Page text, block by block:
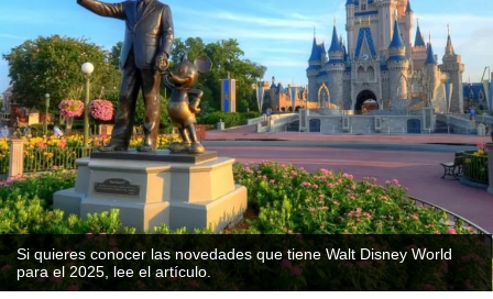
Si quieres conocer las novedades que tiene Walt Disney World
para el 2025, lee el artículo.